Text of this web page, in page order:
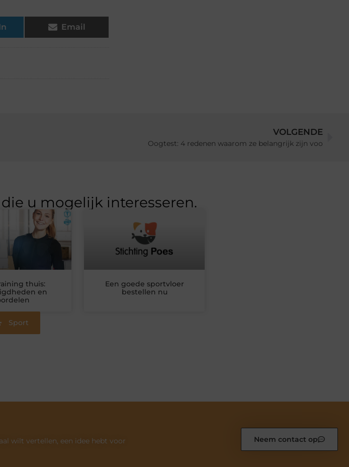
Email
VOLGENDE
Oogtest: 4 redenen waarom ze belangrijk zijn voo
die u mogelijk interesseren.
thuis:
en
Een goede sportvloer
bestellen nu
Sport
wilt vertellen, een idee hebt voor
Neem contact op